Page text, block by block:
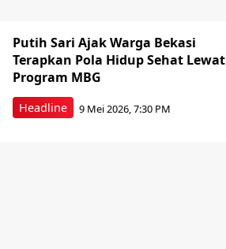
Headline
Putih Sari Ajak Warga Bekasi
Terapkan Pola Hidup Sehat Lewat
Program MBG
9 Mei 2026, 7:30 PM